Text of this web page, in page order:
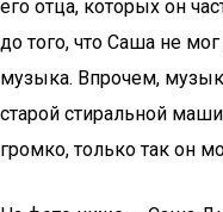
его отца, которых он
до того, что Саша не
музыка. Впрочем,
старой стиральной
громко, только так он